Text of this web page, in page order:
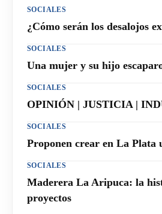
SOCIALES
¿Cómo serán los desalojos
SOCIALES
Una mujer y su hijo
SOCIALES
OPINIÓN | JUSTICIA |
SOCIALES
Proponen crear en La Plata
SOCIALES
Maderera La Aripuca: la
proyectos